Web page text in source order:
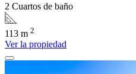
2 Cuartos de baño
113 m 2
Ver la propiedad